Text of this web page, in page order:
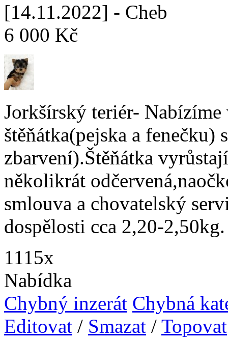
[14.11.2022] - Cheb
6 000 Kč
Jorkšírský teriér-
štěňátka(pejska a fenečku)
zbarvení).Štěňátka
několikrát
smlouva a chovatelský
dospělosti cca 2,20-2,50kg.
1115x
Nabídka
Chybný inzerát Chybná
Editovat / Smazat / Topovat